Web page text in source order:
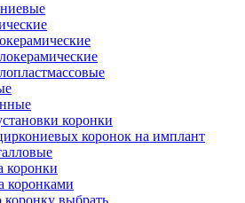
коронки
коронок на имплант
коронки
коронками
выбрать